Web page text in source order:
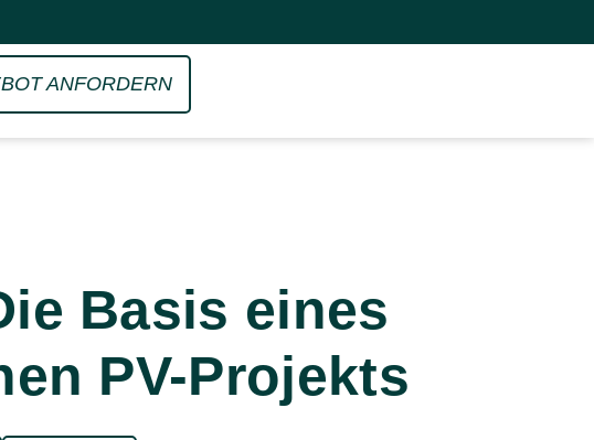
ANFORDERN
Basis eines
PV-Projekts